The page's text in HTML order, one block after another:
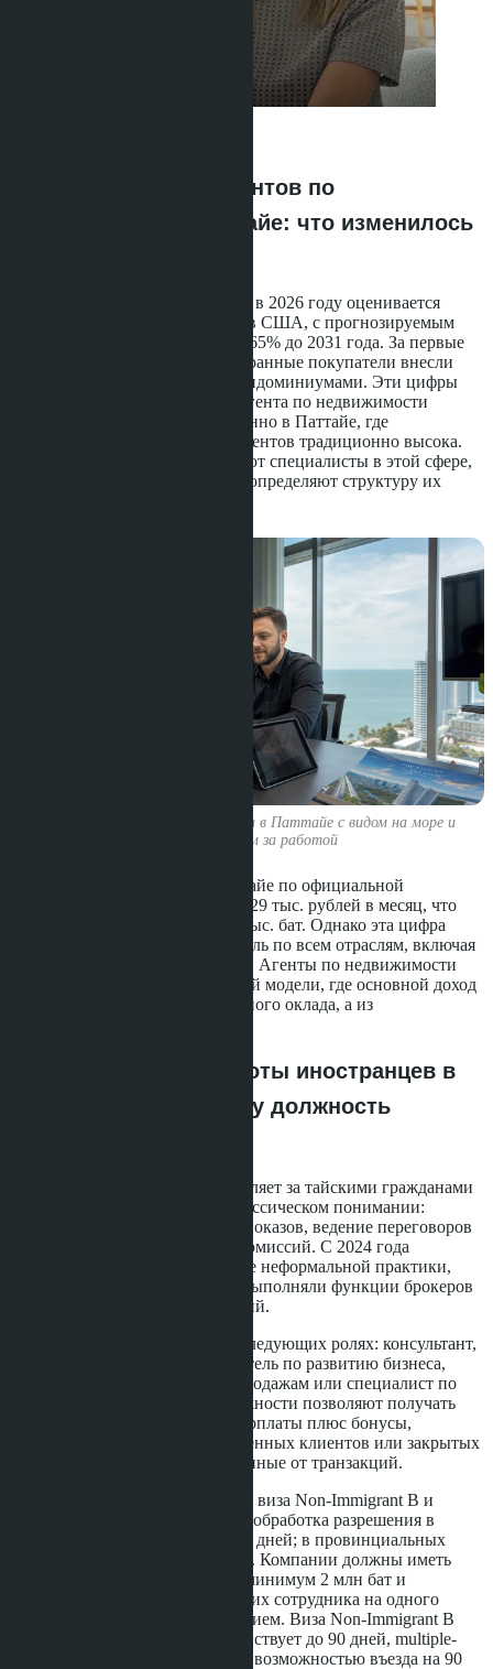
Реальные доходы агентов по
недвижимости в Паттайе: что изменилось
Рынок недвижимости Таиланда в 2026 году оценивается
примерно в 60,78 млрд долларов США, с прогнозируемым
среднегодовым темпом роста 5,65% до 2031 года. За первые
девять месяцев 2025 года иностранные покупатели внесли
около 44 млрд бат в сделки с кондоминиумами. Эти цифры
объясняют, почему профессия агента по недвижимости
остаётся востребованной, особенно в Паттайе, где
концентрация иностранных клиентов традиционно высока.
Но сколько реально зарабатывают специалисты в этой сфере,
и какие правовые ограничения определяют структуру их
Офис агентства недвижимости в Паттайе с видом на море и
консультантом за работой
Средняя чистая зарплата в Паттайе по официальной
статистике составляет около 29,29 тыс. рублей в месяц, что
эквивалентно примерно 25-30 тыс. бат. Однако эта цифра
отражает усреднённый показатель по всем отраслям, включая
сферу услуг, торговлю и туризм. Агенты по недвижимости
работают в принципиально иной модели, где основной доход
формируется не из фиксированного оклада, а из
Легальные рамки работы иностранцев в
недвижимости: почему должность
Тайское законодательство оставляет за тайскими гражданами
работу брокера или агента в классическом понимании:
листинг объектов, проведение показов, ведение переговоров
и получение транзакционных комиссий. С 2024 года
государство усилило пресечение неформальной практики,
когда иностранцы фактически выполняли функции брокеров
без соответствующих разрешений.
Иностранцы могут работать в следующих ролях: консультант,
маркетинг-менеджер, руководитель по развитию бизнеса,
международный директор по продажам или специалист по
работе с инвесторами. Эти должности позволяют получать
доход в виде фиксированной зарплаты плюс бонусы,
привязанные к объёму привлечённых клиентов или закрытых
сделок, но не прямые комиссионные от транзакций.
Для легальной работы требуется виза Non-Immigrant B и
разрешение на работу. Обычная обработка разрешения в
Бангкоке занимает 7-10 рабочих дней; в провинциальных
офисах срок может увеличиться. Компании должны иметь
уплаченный уставной капитал минимум 2 млн бат и
соблюдать соотношение 4 тайских сотрудника на одного
иностранца с рабочим разрешением. Виза Non-Immigrant B
single-entry стоит 2 000 бат и действует до 90 дней, multiple-
entry - 5 000 бат, действует год с возможностью въезда на 90